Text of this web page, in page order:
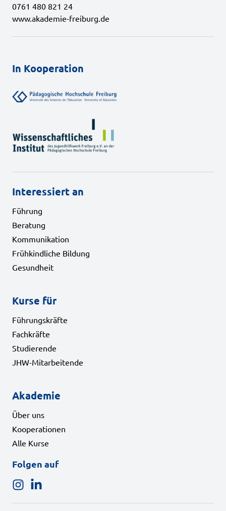
0761 480 821 24
www.akademie-freiburg.de
In Kooperation
Interessiert an
Führung
Beratung
Kommunikation
Frühkindliche Bildung
Gesundheit
Kurse für
Führungskräfte
Fachkräfte
Studierende
JHW-Mitarbeitende
Akademie
Über uns
Kooperationen
Alle Kurse
Folgen auf
Folgen Sie uns auf Instagram
Folgen Sie uns auf LinkedIn